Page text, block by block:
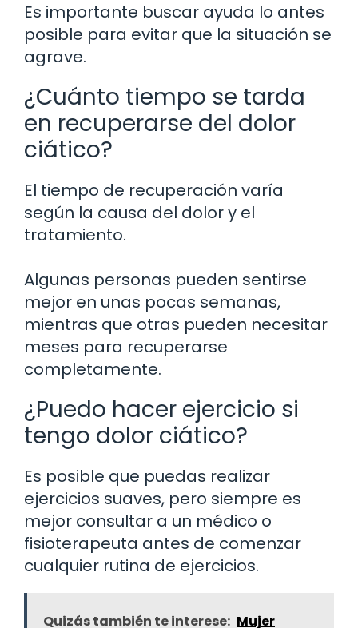
Es importante buscar ayuda lo antes
posible para evitar que la situación se
agrave.
¿Cuánto tiempo se tarda
en recuperarse del dolor
ciático?
El tiempo de recuperación varía
según la causa del dolor y el
tratamiento.
Algunas personas pueden sentirse
mejor en unas pocas semanas,
mientras que otras pueden necesitar
meses para recuperarse
completamente.
¿Puedo hacer ejercicio si
tengo dolor ciático?
Es posible que puedas realizar
ejercicios suaves, pero siempre es
mejor consultar a un médico o
fisioterapeuta antes de comenzar
cualquier rutina de ejercicios.
Quizás también te interese: Mujer